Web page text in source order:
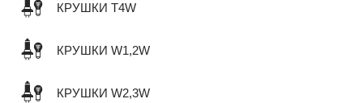
КРУШКИ T4W
КРУШКИ W1,2W
КРУШКИ W2,3W